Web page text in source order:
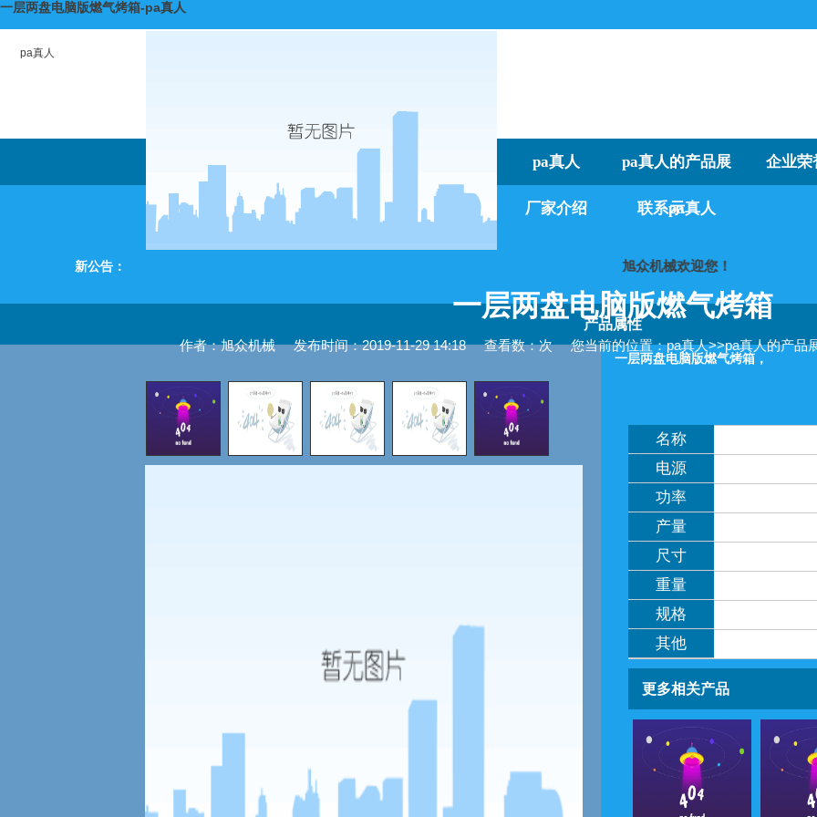
一层两盘电脑版燃气烤箱-pa真人
pa真人
pa真人 pa真人的产品展
示
企业荣
厂家介绍 联系pa真人
新公告： 旭众机械欢迎您！
一层两盘电脑版燃气烤箱
作者：旭众机械 发布时间：2019-11-29 14:18 查看数：次 您当前的位置：pa真人>>pa真人的产品
产品属性
一层两盘电脑版燃气烤箱，
名称
电源
功率
产量
尺寸
重量
规格
其他
更多相关产品